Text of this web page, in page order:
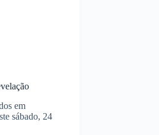
em
sábado, 24